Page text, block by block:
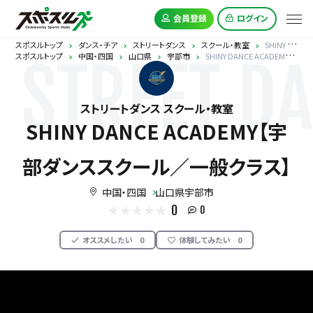
会員登録 ログイン
スポスルトップ ダンス・チア ストリートダンス スクール・教室
SHINY DANCE ACADEMY【宇部ダンススクール／一般クラス】
スポスルトップ
中国・四国 山口県 宇部市 SHINY DANCE ACADEMY【宇部ダンススクール／一般クラス】
STREET
ストリートダンス スクール・教室
SHINY DANCE ACADEMY【宇
部ダンススクール／一般クラス】
中国・四国 山口県宇部市
0 0
オススメしたい 0 体験してみたい 0